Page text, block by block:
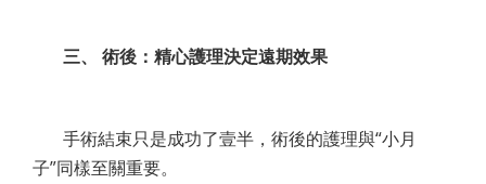
三、 術後：精心護理決定遠期效果
手術結束只是成功了壹半，術後的護理與“小月
子”同樣至關重要。